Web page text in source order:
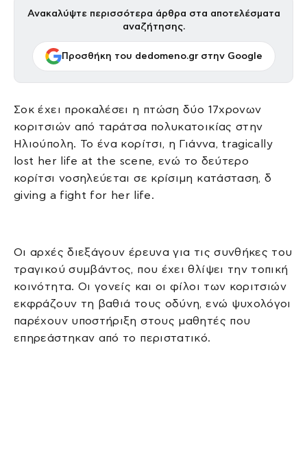
Ανακαλύψτε περισσότερα άρθρα στα αποτελέσματα
αναζήτησης.
Προσθήκη του dedomeno.gr στην Google
Σοκ έχει προκαλέσει η πτώση δύο 17χρονων
κοριτσιών από ταράτσα πολυκατοικίας στην
Ηλιούπολη. Το ένα κορίτσι, η Γιάννα, tragically
lost her life at the scene, ενώ το δεύτερο
κορίτσι νοσηλεύεται σε κρίσιμη κατάσταση, δ
giving a fight for her life.
Οι αρχές διεξάγουν έρευνα για τις συνθήκες του
τραγικού συμβάντος, που έχει θλίψει την τοπική
κοινότητα. Οι γονείς και οι φίλοι των κοριτσιών
εκφράζουν τη βαθιά τους οδύνη, ενώ ψυχολόγοι
παρέχουν υποστήριξη στους μαθητές που
επηρεάστηκαν από το περιστατικό.